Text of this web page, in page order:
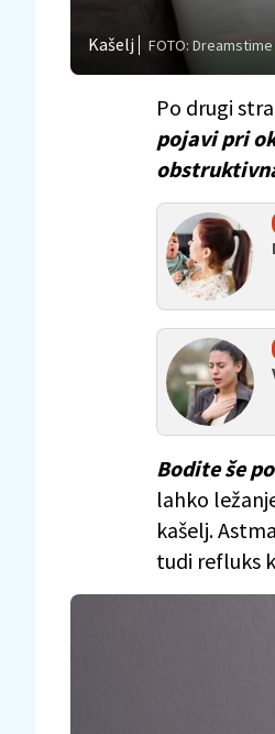
Kašelj FOTO: Dreamstime
Po drugi
pojavi pri
Bodite še
lahko
kašelj.
tudi refluks